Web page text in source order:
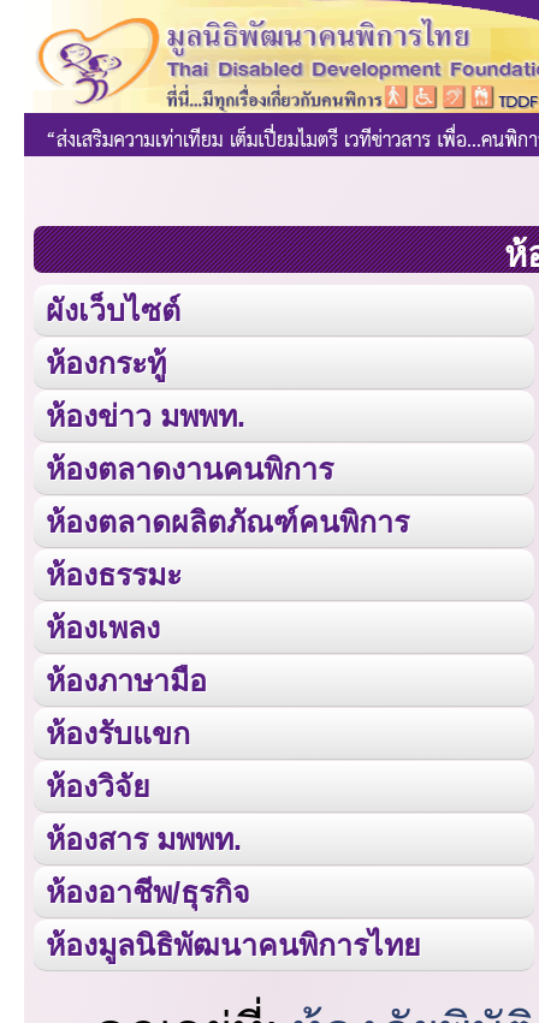
ห้
ผังเว็บไซต์
ห้องกระทู้
ห้องข่าว มพพท.
ห้องตลาดงานคนพิการ
ห้องตลาดผลิตภัณฑ์คนพิการ
ห้องธรรมะ
ห้องเพลง
ห้องภาษามือ
ห้องรับแขก
ห้องวิจัย
ห้องสาร มพพท.
ห้องอาชีพ/ธุรกิจ
ห้องมูลนิธิพัฒนาคนพิการไทย